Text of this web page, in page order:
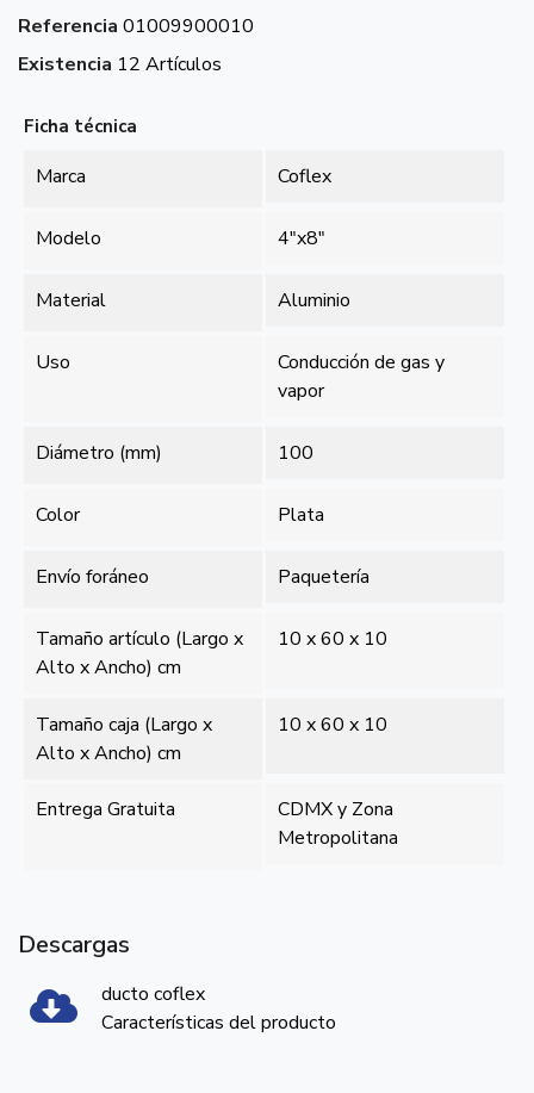
Referencia 01009900010
Existencia 12 Artículos
Ficha técnica
Marca Coflex
Modelo 4"x8"
Material Aluminio
Uso
Conducción de gas y
vapor
Diámetro (mm) 100
Color Plata
Envío foráneo Paquetería
Tamaño artículo (Largo x
Alto x Ancho) cm
10 x 60 x 10
Tamaño caja (Largo x
Alto x Ancho) cm
10 x 60 x 10
Entrega Gratuita
CDMX y Zona
Metropolitana
Descargas
ducto coflex
Características del producto